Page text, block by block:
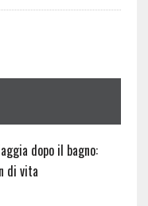
dopo il bagno:
di vita